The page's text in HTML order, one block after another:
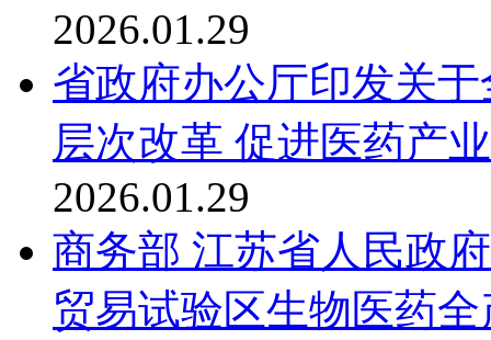
2026.01.29
省政府办公厅印发关
层次改革 促进医药产
2026.01.29
商务部 江苏省人民政
贸易试验区生物医药